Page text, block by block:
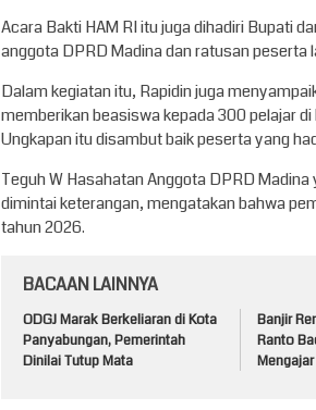
Acara Bakti HAM RI itu juga dihadiri Bupati
anggota DPRD Madina dan ratusan peserta
Dalam kegiatan itu, Rapidin juga
memberikan beasiswa kepada 300 pelajar
Ungkapan itu disambut baik peserta yang
Teguh W Hasahatan Anggota DPRD
dimintai keterangan, mengatakan bahwa
tahun 2026.
BACAAN LAINNYA
ODGJ Marak Berkeliaran di Kota
Panyabungan, Pemerintah
Dinilai Tutup Mata
Banjir
Ranto